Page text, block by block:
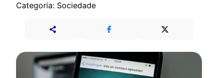
Categoria: Sociedade